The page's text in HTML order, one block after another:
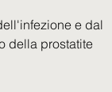
e dal
della prostatite